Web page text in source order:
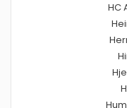
HC